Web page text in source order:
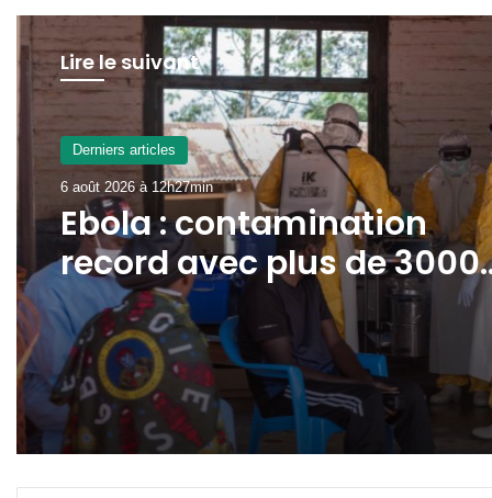
Lire le suivant
Derniers articles
6 août 2026 à 12h27min
Ebola : contamination
record avec plus de 3000
cas confirmés en RDC
ADMINISTRATION
6 août 2026 à 8h43min
Gabon : la réhabilitation
la signalisation au coeur
des travaux de la DGSR